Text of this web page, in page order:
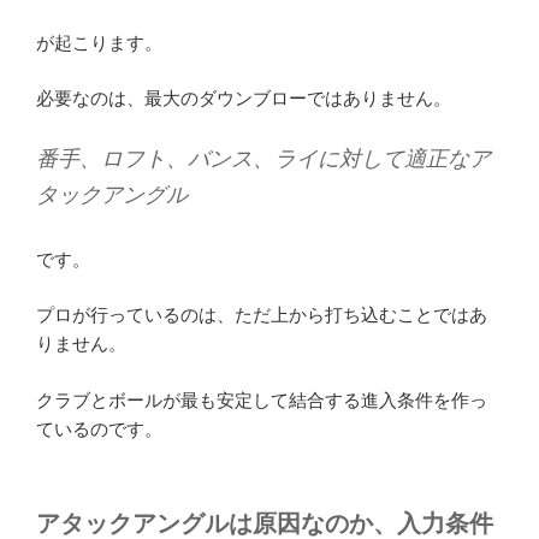
が起こります。
必要なのは、最大のダウンブローではありません。
番手、ロフト、バンス、ライに対して適正なア
タックアングル
です。
プロが行っているのは、ただ上から打ち込むことではあ
りません。
クラブとボールが最も安定して結合する進入条件を作っ
ているのです。
アタックアングルは原因なのか、入力条件